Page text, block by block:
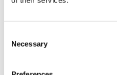
Selection
Necessary
I denna rekrytering tar vi hjälp av